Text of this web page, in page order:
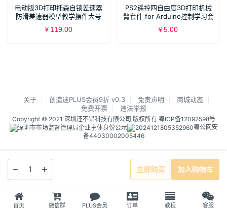
立即购买 加入购物车
电动版3D打印托森自锁差速器
防滑差速器模型教学摆件大号
带电机3D31
¥ 119.00
PS2遥控四自由度3D打印机械
臂套件 for Arduino控制学习套
件DIY SNAR54
¥ 5.00
关于 创造迷PLUS会员9折 v0.3 免责声明
商城动态
免费开票
违法举报
Copyright © 2021 深圳还不错科技有限公司 版权所有 粤ICP备12092598号
粤公网安
备44030002005446
首页 微信群 PLUS会员 订单 教程 客服